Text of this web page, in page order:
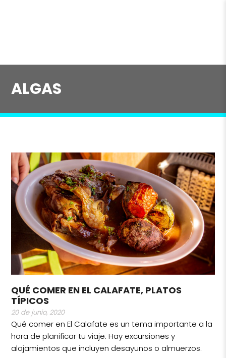
ALGAS
QUÉ COMER EN EL CALAFATE, PLATOS
TÍPICOS
20 de junio, 2020
Qué comer en El Calafate es un tema importante a la
hora de planificar tu viaje. Hay excursiones y
alojamientos que incluyen desayunos o almuerzos.